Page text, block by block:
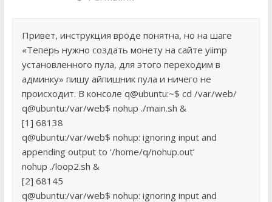
Привет, инструкция вроде понятна, но на шаге
«Теперь нужно создать монету на сайте yiimp
установленного пула, для этого переходим в
админку» пишу айпишник пула и ничего не
происходит. В консоле q@ubuntu:~$ cd /var/web/
q@ubuntu:/var/web$ nohup ./main.sh &
[1] 68138
q@ubuntu:/var/web$ nohup: ignoring input and
appending output to ‘/home/q/nohup.out’
nohup ./loop2.sh &
[2] 68145
q@ubuntu:/var/web$ nohup: ignoring input and